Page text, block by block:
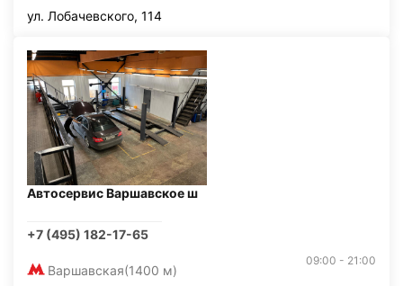
ул. Лобачевского, 114
Автосервис Варшавское ш
+7 (495) 182-17-65
Варшавская(1400 м)
09:00 - 21:00